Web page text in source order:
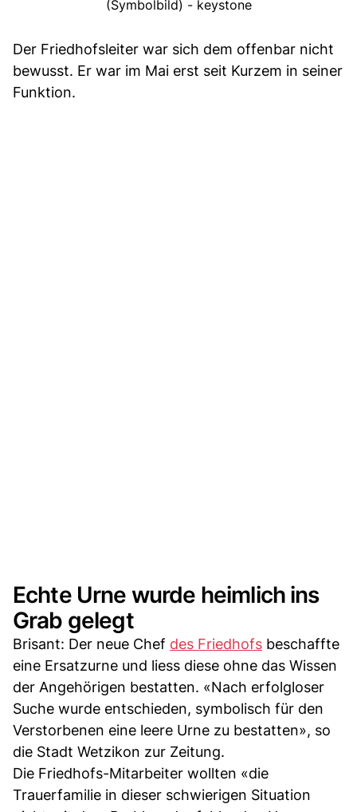
(Symbolbild) - keystone
Der Friedhofsleiter war sich dem offenbar nicht
bewusst. Er war im Mai erst seit Kurzem in seiner
Funktion.
Echte Urne wurde heimlich ins
Grab gelegt
Brisant: Der neue Chef des Friedhofs beschaffte
eine Ersatzurne und liess diese ohne das Wissen
der Angehörigen bestatten. «Nach erfolgloser
Suche wurde entschieden, symbolisch für den
Verstorbenen eine leere Urne zu bestatten», so
die Stadt Wetzikon zur Zeitung.
Die Friedhofs-Mitarbeiter wollten «die
Trauerfamilie in dieser schwierigen Situation